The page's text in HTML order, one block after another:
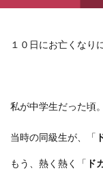
１０日にお亡くなり
私が中学生だった頃。
当時の同級生が、「
もう、熱く熱く「 ド